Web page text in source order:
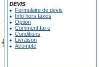
DEVIS
Formulaire de devis
Info hors taxes
Option
Comment faire
Conditions
Livraison
Acompte